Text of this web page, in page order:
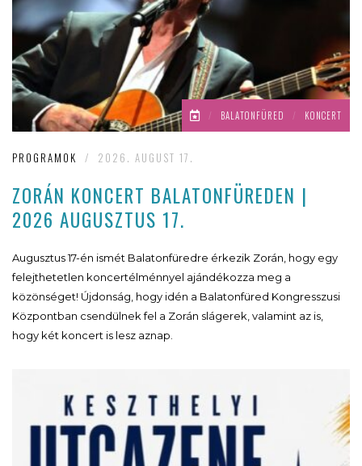
/ BALATONFÜRED / KONCERT
PROGRAMOK / 2026. AUGUST 17.
ZORÁN KONCERT BALATONFÜREDEN |
2026 AUGUSZTUS 17.
Augusztus 17-én ismét Balatonfüredre érkezik Zorán, hogy egy
felejthetetlen koncertélménnyel ajándékozza meg a
közönséget! Újdonság, hogy idén a Balatonfüred Kongresszusi
Központban csendülnek fel a Zorán slágerek, valamint az is,
hogy két koncert is lesz aznap.